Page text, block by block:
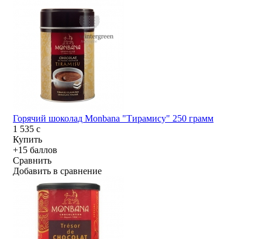
Горячий шоколад Monbana "Тирамису" 250 грамм
1 535c
Купить
+15 баллов
Сравнить
Добавить в сравнение